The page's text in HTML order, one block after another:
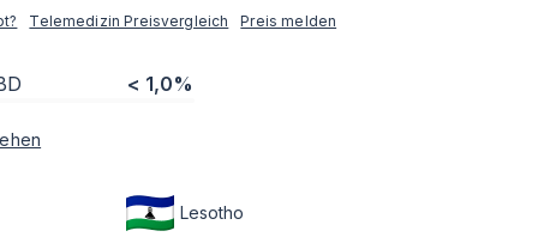
Telemedizin Preisvergleich Preis melden
< 1,0%
Lesotho